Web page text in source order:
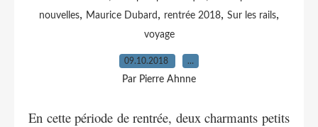
nouvelles, Maurice Dubard , rentrée 2018, Sur les rails,
voyage
09.10.2018 …
Par Pierre Ahnne
En cette période de rentrée, deux charmants petits